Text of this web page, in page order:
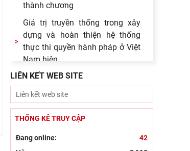
thành chương
Giá trị truyền thống trong xây
dựng và hoàn thiện hệ thống
thực thi quyền hành pháp ở Việt
Nam hiện
Giá trị truyền thống trong xây
dựng và hoàn thiện hệ thống
thực thi quyền hành pháp ở Việt
Nam hiện
văn hóa gia tộc: khảo cứu từ tộc
LIÊN KẾT WEB SITE
THỐNG KÊ TRUY CẬP
Đang online:
42